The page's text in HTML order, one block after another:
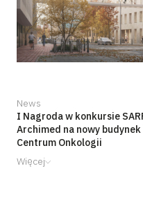
News
I Nagroda w konkursie
Archimed na nowy
Centrum Onkologii
Więcej